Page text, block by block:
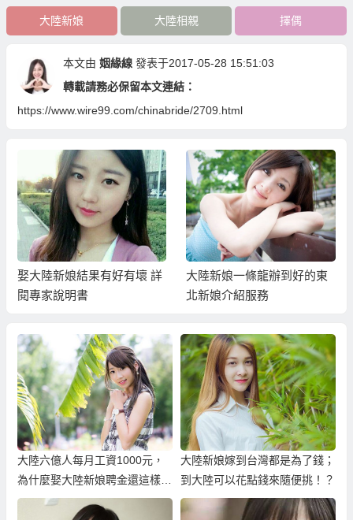
大陸新娘 大陸相親 擇偶
本文由 姻緣線 發表于2017-05-28 15:51:03
轉載請務必保留本文連結：
https://www.wire99.com/chinabride/2709.html
娶大陸新娘結果有好有壞 詳
閱專家說明書
大陸新娘一條龍辦到好的東
北新娘介紹服務
大陸六億人每月工資1000元，
為什麼娶大陸新娘聘金還這樣
高？
大陸新娘嫁到台灣都是為了錢；
到大陸可以花點錢來隨便挑！？